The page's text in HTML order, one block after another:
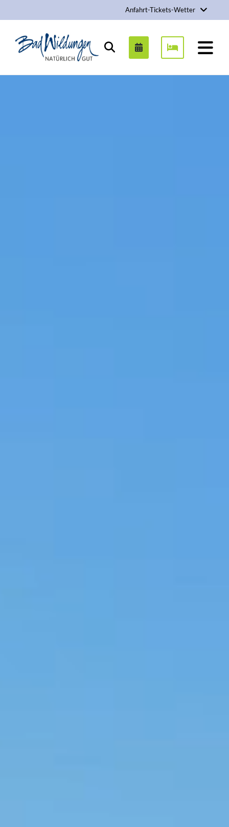
Anfahrt-Tickets-Wetter
Stadt Bad Wildungen
Suchen